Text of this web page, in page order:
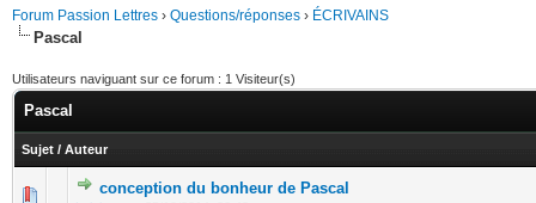
Forum Passion Lettres › Questions/réponses › ÉCRIVAINS
Pascal
Utilisateurs naviguant sur ce forum : 1 Visiteur(s)
Pascal
Sujet / Auteur
conception du bonheur de Pascal